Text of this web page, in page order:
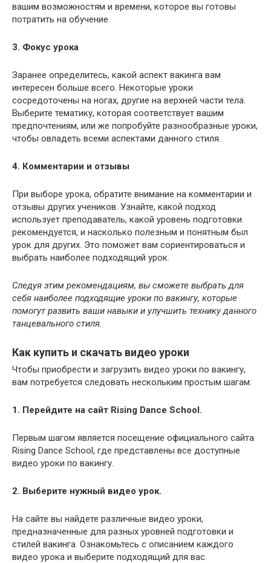
вашим возможностям и времени, которое вы готовы
потратить на обучение.
3. Фокус урока
Заранее определитесь, какой аспект вакинга вам
интересен больше всего. Некоторые уроки
сосредоточены на ногах, другие на верхней части тела.
Выберите тематику, которая соответствует вашим
предпочтениям, или же попробуйте разнообразные уроки,
чтобы овладеть всеми аспектами данного стиля.
4. Комментарии и отзывы
При выборе урока, обратите внимание на комментарии и
отзывы других учеников. Узнайте, какой подход
использует преподаватель, какой уровень подготовки
рекомендуется, и насколько полезным и понятным был
урок для других. Это поможет вам сориентироваться и
выбрать наиболее подходящий урок.
Следуя этим рекомендациям, вы сможете выбрать для
себя наиболее подходящие уроки по вакингу, которые
помогут развить ваши навыки и улучшить технику данного
танцевального стиля.
Как купить и скачать видео уроки
Чтобы приобрести и загрузить видео уроки по вакингу,
вам потребуется следовать нескольким простым шагам:
1. Перейдите на сайт Rising Dance School.
Первым шагом является посещение официального сайта
Rising Dance School, где представлены все доступные
видео уроки по вакингу.
2. Выберите нужный видео урок.
На сайте вы найдете различные видео уроки,
предназначенные для разных уровней подготовки и
стилей вакинга. Ознакомьтесь с описанием каждого
видео урока и выберите подходящий для вас.